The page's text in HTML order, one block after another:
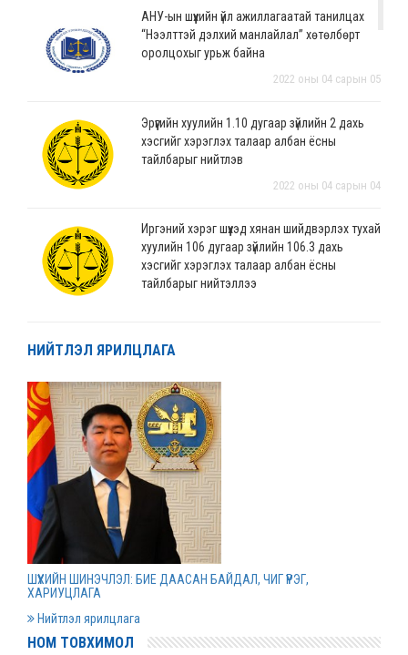
АНУ-ын шүүхийн үйл ажиллагаатай танилцах
“Нээлттэй дэлхий манлайлал” хөтөлбөрт
оролцохыг урьж байна
2022 оны 04 сарын 05
Эрүүгийн хуулийн 1.10 дугаар зүйлийн 2 дахь
хэсгийг хэрэглэх талаар албан ёсны
тайлбарыг нийтлэв
2022 оны 04 сарын 04
Иргэний хэрэг шүүхэд хянан шийдвэрлэх тухай
хуулийн 106 дугаар зүйлийн 106.3 дахь
хэсгийг хэрэглэх талаар албан ёсны
тайлбарыг нийтэллээ
“Монгол Улсын хөгжлийн банк” ХХК-ийн
Дээд шүүхийн нийт шүүгчийн хуралдаан болов
Нээлттэй ажлын байрны зар
2022 оны 03 сарын 31
НИЙТЛЭЛ ЯРИЛЦЛАГА
ШҮҮХИЙН ШИНЭЧЛЭЛ: БИЕ ДААСАН БАЙДАЛ, ЧИГ ҮҮРЭГ,
ХАРИУЦЛАГА
Нийтлэл ярилцлага
НОМ ТОВХИМОЛ